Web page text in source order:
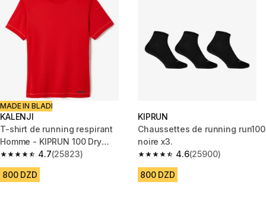
MADE IN BLADI
KALENJI
T-shirt de running respirant
Homme - KIPRUN 100 Dry
Rouge
4.7
4.7 out of 5 stars from 25823 reviews
(25823)
800 DZD
KIPRUN
Chaussettes de running run100
noire x3.
4.6
4.6 out of 5 stars from 25900
(25900)
800 DZD